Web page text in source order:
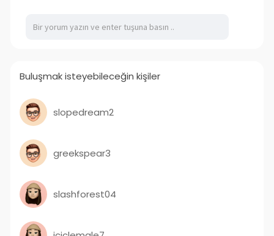
Buluşmak isteyebileceğin kişiler
slopedream2
greekspear3
slashforest04